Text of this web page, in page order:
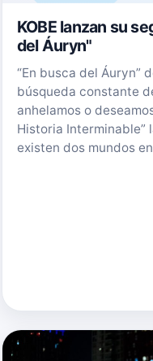
KOBE lanzan su
del Áuryn"
“En busca del Áuryn”
búsqueda constante
anhelamos o
Historia Interminable”
existen dos mundos